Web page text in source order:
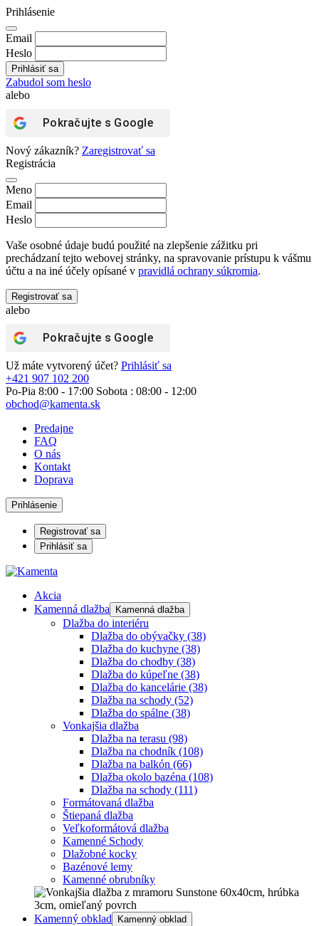
Prihlásenie
Email
Heslo
Zabudol som heslo
alebo
Pokračujte s Google
Nový zákazník? Zaregistrovať sa
Registrácia
Meno
Email
Heslo
Vaše osobné údaje budú použité na zlepšenie zážitku pri
prechádzaní tejto webovej stránky, na spravovanie prístupu k vášmu
účtu a na iné účely opísané v pravidlá ochrany súkromia.
Registrovať sa
alebo
Pokračujte s Google
Už máte vytvorený účet? Prihlásiť sa
+421 907 102 200
Po-Pia 8:00 - 17:00 Sobota : 08:00 - 12:00
obchod@kamenta.sk
Predajne
FAQ
O nás
Kontakt
Doprava
Prihlásenie
Registrovať sa
Prihlásiť sa
Akcia
Kamenná dlažba
Kamenná dlažba
Dlažba do interiéru
Dlažba do obývačky (38)
Dlažba do kuchyne (38)
Dlažba do chodby (38)
Dlažba do kúpeľne (38)
Dlažba do kancelárie (38)
Dlažba na schody (52)
Dlažba do spálne (38)
Vonkajšia dlažba
Dlažba na terasu (98)
Dlažba na chodník (108)
Dlažba na balkón (66)
Dlažba okolo bazéna (108)
Dlažba na schody (111)
Formátovaná dlažba
Štiepaná dlažba
Veľkoformátová dlažba
Kamenné Schody
Dlažobné kocky
Bazénové lemy
Kamenné obrubníky
Kamenný obklad Kamenný obklad